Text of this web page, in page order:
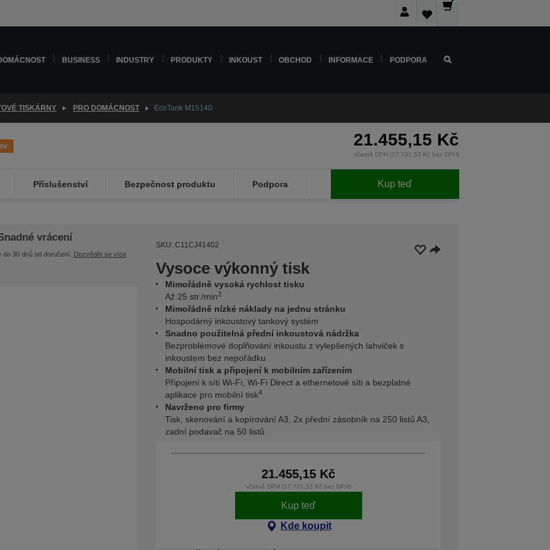
BUSINESS INDUSTRY PRODUKTY INKOUST OBCHOD INFORMACE PODPORA
TISKÁRNY PRO DOMÁCNOST EcoTank M15140
21.455,15 Kč
včetně DPH (17.731,53 Kč bez DPH)
Příslušenství Bezpečnost produktu Podpora Kup teď
vrácení
do 30 dnů od doručení. Dozvědět se více
SKU: C11CJ41402
Vysoce výkonný tisk
Mimořádně vysoká rychlost tisku
Až 25 str./min2
Mimořádně nízké náklady na jednu stránku
Hospodárný inkoustový tankový systém
Snadno použitelná přední inkoustová nádržka
Bezproblémové doplňování inkoustu z vylepšených lahviček s
inkoustem bez nepořádku
Mobilní tisk a připojení k mobilním zařízením
Připojení k síti Wi-Fi, Wi-Fi Direct a ethernetové síti a bezplatné
aplikace pro mobilní tisk4
Navrženo pro firmy
Tisk, skenování a kopírování A3, 2x přední zásobník na 250 listů A3,
zadní podavač na 50 listů
21.455,15 Kč
včetně DPH (17.731,53 Kč bez DPH)
Kup teď
Kde koupit